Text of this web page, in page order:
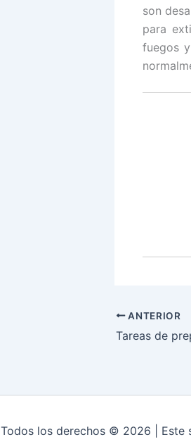
son
para
fuegos
ANTERIOR
Tareas de
Todos los derechos © 2026 | Este